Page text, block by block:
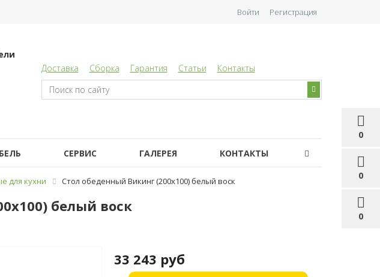
0
0
0
Войти Регистрация
Доставка Сборка Гарантия Статьи Контакты
СЕРВИС ГАЛЕРЕЯ КОНТАКТЫ
для кухни Стол обеденный Викинг (200х100) белый воск
белый воск
33 243 руб